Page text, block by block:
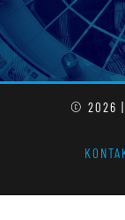
© 2026 |